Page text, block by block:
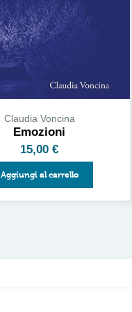
Claudia Voncina
Emozioni
15,00€
Aggiungi al carrello